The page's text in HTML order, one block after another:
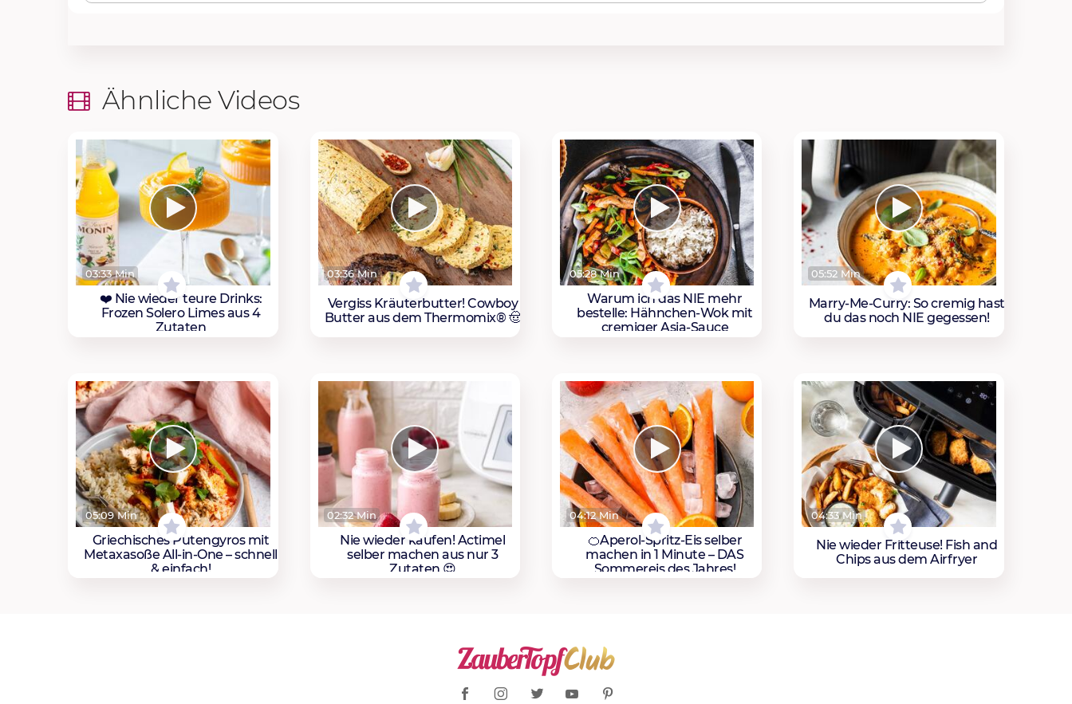
Ähnliche Videos
03:33 Min
❤️ Nie wieder teure Drinks:
Frozen Solero Limes aus 4
Zutaten
03:36 Min
Vergiss Kräuterbutter! Cowboy
Butter aus dem Thermomix® 🤠
05:28 Min
Warum ich das NIE mehr
bestelle: Hähnchen-Wok mit
cremiger Asia-Sauce
05:52 Min
Marry-Me-Curry: So cremig hast
du das noch NIE gegessen!
05:09 Min
Griechisches Putengyros mit
Metaxasoße All-in-One – schnell
& einfach!
02:32 Min
Nie wieder kaufen! Actimel
selber machen aus nur 3
Zutaten 😍
04:12 Min
🍊Aperol-Spritz-Eis selber
machen in 1 Minute – DAS
Sommereis des Jahres!
04:33 Min
Nie wieder Fritteuse! Fish and
Chips aus dem Airfryer